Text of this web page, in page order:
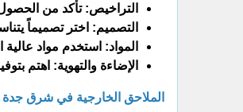
​التراخيص: تأكد من
​التصميم: اختر تصميماً
​المواد: استخدم مواد
​الإضاءة والتهوية: اهتم
الملاحق الخارجية في شرق جدة